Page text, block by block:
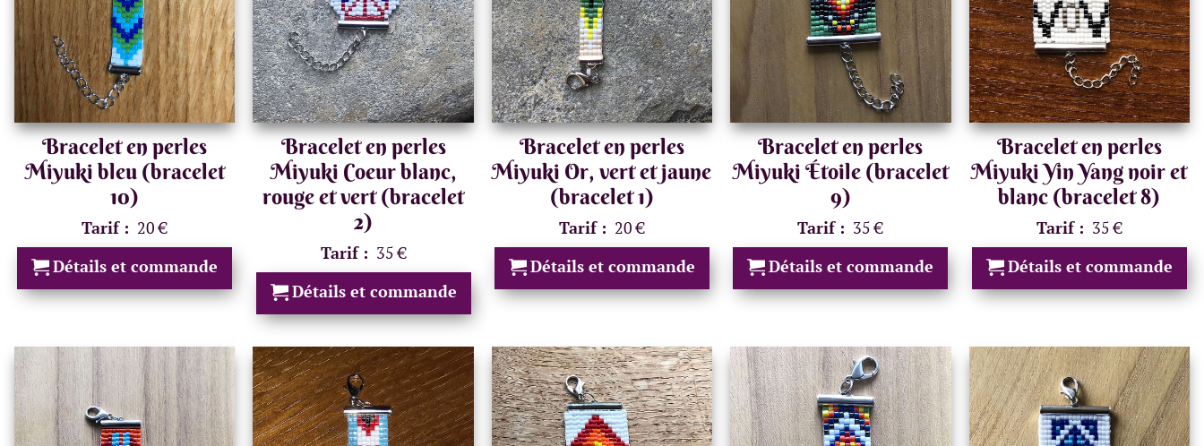
Bracelet en perles
Miyuki bleu (bracelet
10)
Tarif : 20 €
Détails et commande
Bracelet en perles
Miyuki Coeur blanc,
rouge et vert (bracelet
2)
Tarif : 35 €
Détails et commande
Bracelet en perles
Miyuki Or, vert et jaune
(bracelet 1)
Tarif : 20 €
Détails et commande
Bracelet en perles
Miyuki Étoile (bracelet
9)
Tarif : 35 €
Détails et commande
Bracelet en perles
Miyuki Yin Yang noir et
blanc (bracelet 8)
Tarif : 35 €
Détails et commande